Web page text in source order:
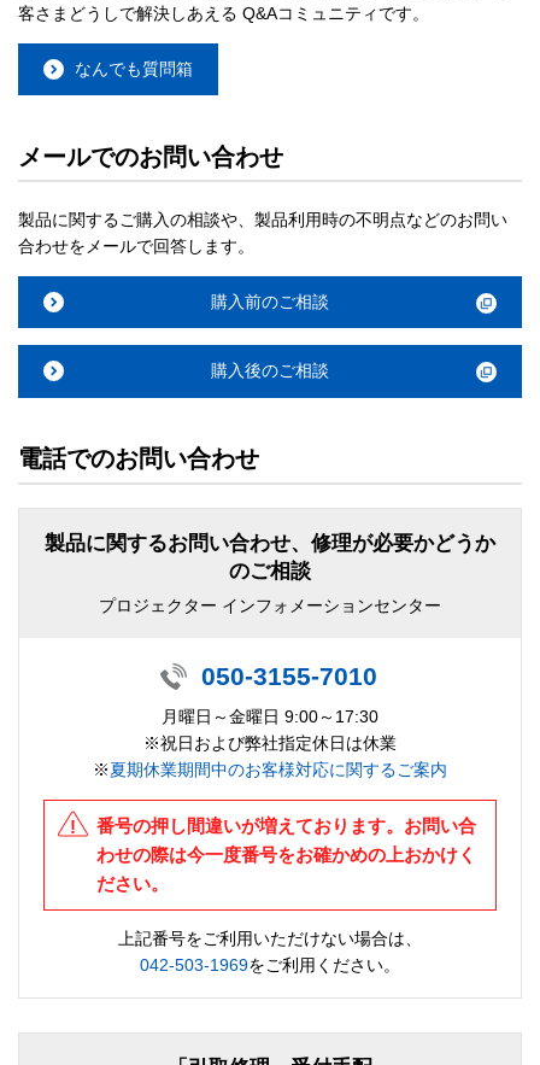
客さまどうしで解決しあえる Q&Aコミュニティです。
なんでも質問箱
メールでのお問い合わせ
製品に関するご購入の相談や、製品利用時の不明点などのお問い
合わせをメールで回答します。
購入前のご相談
購入後のご相談
電話でのお問い合わせ
製品に関するお問い合わせ、修理が必要かどうか
のご相談
プロジェクター インフォメーションセンター
050-3155-7010
月曜日～金曜日 9:00～17:30
※祝日および弊社指定休日は休業
※夏期休業期間中のお客様対応に関するご案内
番号の押し間違いが増えております。お問い合
わせの際は今一度番号をお確かめの上おかけく
ださい。
上記番号をご利用いただけない場合は、
042-503-1969をご利用ください。